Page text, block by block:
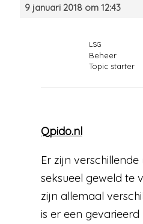
9 januari 2018 om 12:43
LSG
Beheer
Topic starter
Qpido.nl
Er zijn
seksueel geweld te
zijn allemaal
is er een